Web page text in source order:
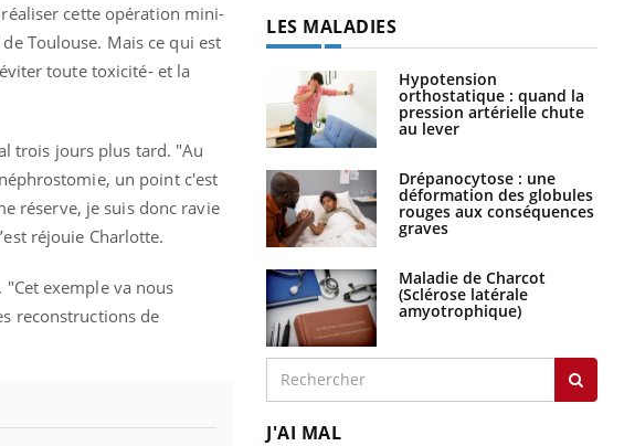
cette opération mini-
Toulouse. Mais ce qui est
toute toxicité- et la
trois jours plus tard. "Au
un point c'est
réserve, je suis donc ravie
réjouie Charlotte.
exemple va nous
reconstructions de
LES MALADIES
Hypotension
orthostatique : quand la
pression artérielle chute
au lever
Drépanocytose : une
déformation des globules
rouges aux conséquences
graves
Maladie de Charcot
(Sclérose latérale
amyotrophique)
J'AI MAL